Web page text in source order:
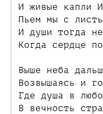
И живые капли
Пьем мы с
И души тогда
Когда сердце
Выше неба
Возвышаясь и
Где душа в
В вечность